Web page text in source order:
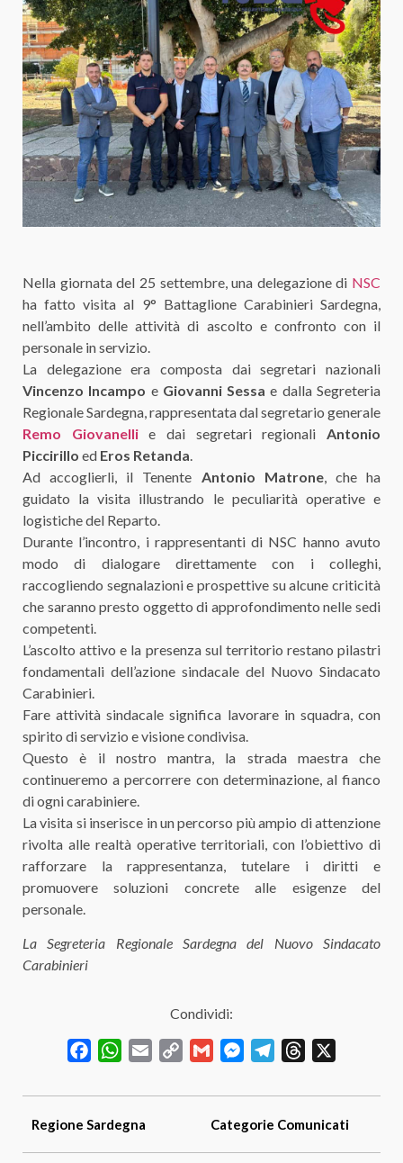
Nella giornata del 25 settembre, una delegazione di NSC
ha fatto visita al 9° Battaglione Carabinieri Sardegna,
nell’ambito delle attività di ascolto e confronto con il
personale in servizio.
La delegazione era composta dai segretari nazionali
Vincenzo Incampo e Giovanni Sessa e dalla Segreteria
Regionale Sardegna, rappresentata dal segretario generale
Remo Giovanellie dai segretari regionali Antonio
Piccirillo ed Eros Retanda
Ad accoglierli, il Tenente Antonio Matrone, che ha
guidato la visita illustrando le peculiarità operative e
logistiche del Reparto.
Durante l’incontro, i rappresentanti di NSC hanno avuto
modo di dialogare direttamente con i colleghi,
raccogliendo segnalazioni e prospettive su alcune criticità
che saranno presto oggetto di approfondimento nelle sedi
competenti.
L’ascolto attivo e la presenza sul territorio restano pilastri
fondamentali dell’azione sindacale del Nuovo Sindacato
Carabinieri.
Fare attività sindacale significa lavorare in squadra, con
spirito di servizio e visione condivisa.
Questo è il nostro mantra, la strada maestra che
continueremo a percorrere con determinazione, al fianco
di ogni carabiniere.
La visita si inserisce in un percorso più ampio di attenzione
rivolta alle realtà operative territoriali, con l’obiettivo di
rafforzare la rappresentanza, tutelare i diritti e
promuovere soluzioni concrete alle esigenze del
personale.
La Segreteria Regionale Sardegna del Nuovo Sindacato
Carabinieri
Condividi:
FacebookWhatsApp
Email
Copy
Gmail MessengerTelegramThreads
Regione Sardegna Categorie Comunicati